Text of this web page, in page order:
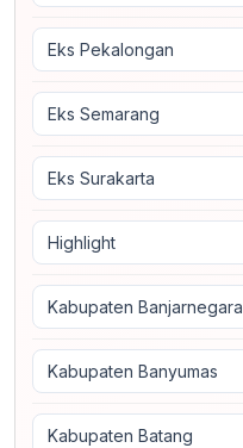
Eks Pekalongan
Eks Semarang
Eks Surakarta
Highlight
Kabupaten Banjarnegara
Kabupaten Banyumas
Kabupaten Batang